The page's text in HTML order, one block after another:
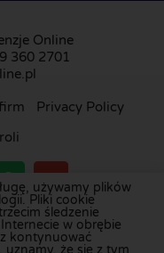
Online
360 2701
Privacy Policy
wHolandii,
,Belgii,
używamy plików
Pliki cookie
śledzenie
w obrębie
kontynuować
uznamy, że się z tym